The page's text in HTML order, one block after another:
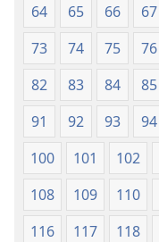
64
65 66 67
73
74 75 76
82
83 84 85
91
92 93 94
100
101 102
108
109 110
116
117 118